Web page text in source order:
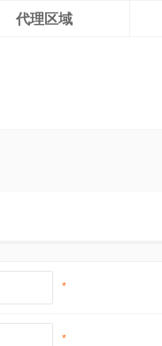
代理区域
*
*